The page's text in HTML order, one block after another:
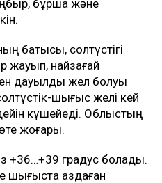
бұршақ және
батысы, солтүстігі
найзағай
дауылды жел болуы
шығыс желі кей
күшейеді. Облыстың
өте жоғары.
+36…+39 градус болады.
шығыста аздаған